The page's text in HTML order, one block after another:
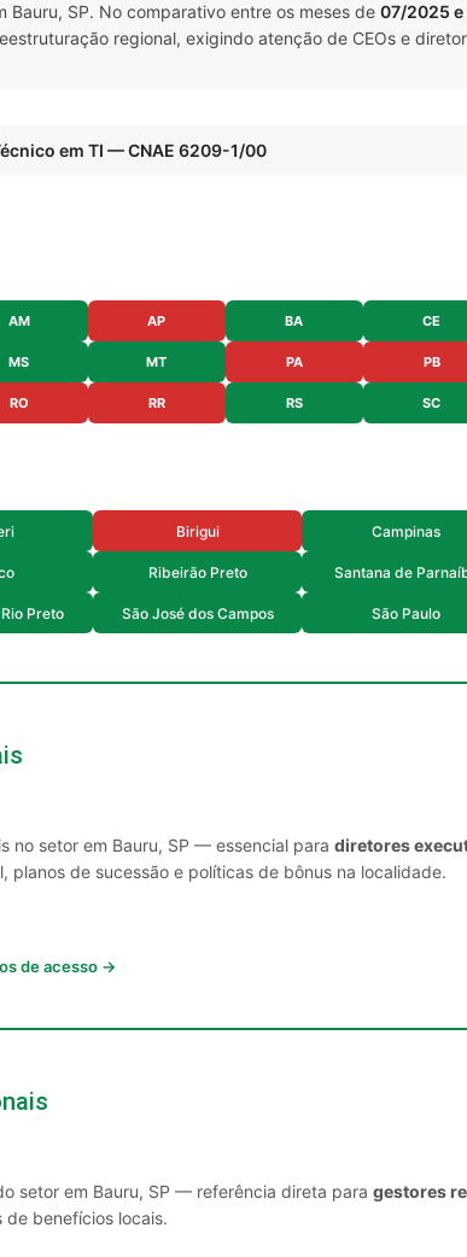
Bauru, SP. No comparativo entre os meses de 07/2025
regional, exigindo atenção de CEOs e
em TI — CNAE 6209-1/00
AM AP BA CE
MS MT PA PB
RO RR RS SC
Birigui Campinas
Ribeirão Preto Santana de
Preto São José dos Campos São Paulo
no setor em Bauru, SP — essencial para diretores
planos de sucessão e políticas de bônus na localidade.
de acesso →
setor em Bauru, SP — referência direta para gestores
benefícios locais.